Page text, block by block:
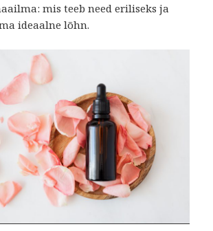
mis teeb need eriliseks ja
ideaalne lõhn.